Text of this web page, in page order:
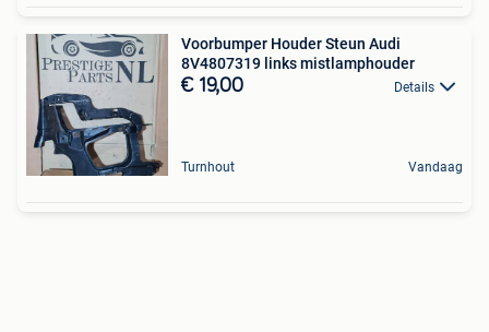
Voorbumper Houder Steun Audi
8V4807319 links mistlamphouder
€ 19,00 Details
Turnhout Vandaag